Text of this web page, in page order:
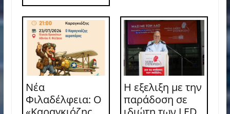
Νέα
Φιλαδέλφεια: Ο
Η εξελιξη με την
παράδοση σε